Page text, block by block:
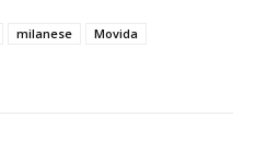
milanese
Movida